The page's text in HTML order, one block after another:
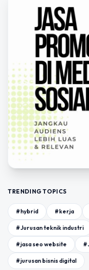
TRENDING TOPICS
#hybrid #kerja
#Jurusan teknik industri
#jasa seo website
#jurusan bisnis digital